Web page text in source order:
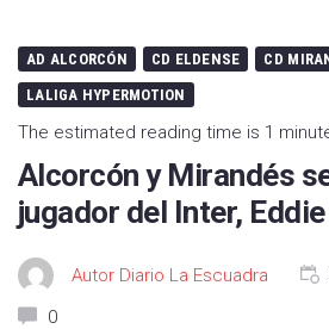
AD ALCORCÓN CD ELDENSE
CD
LALIGA HYPERMOTION
The estimated reading time is 1
Alcorcón y Mirandés
jugador del Inter,
Autor Diario La Escuadra
0